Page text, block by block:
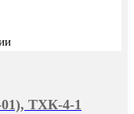
ТХК-4-1